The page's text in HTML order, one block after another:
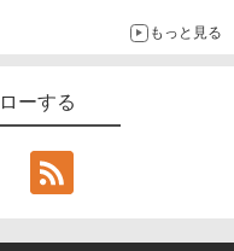
もっと見る
ーする